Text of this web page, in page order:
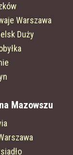
Warszawa
Duży
na Mazowszu